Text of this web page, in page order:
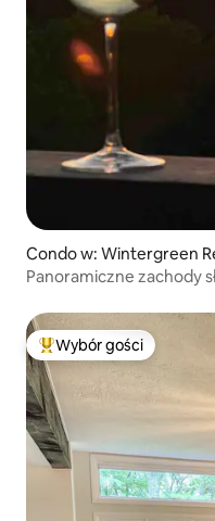
Condo w: Wintergreen
Panoramiczne zachody
Najpopularniejsze z
Wybór gości